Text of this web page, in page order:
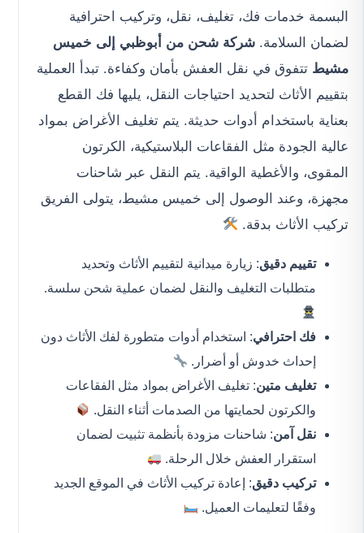
البسمة خدمات فك، تغليف، نقل، وتركيب احترافية
لضمان السلامة. شركة شحن من أبوظبي إلى خميس
مشيط تتفوق في نقل العفش بأمان وكفاءة. تبدأ العملية
بتقييم الأثاث لتحديد احتياجات النقل، يليها فك القطع
بعناية باستخدام أدوات حديثة. يتم تغليف الأغراض بمواد
عالية الجودة مثل الفقاعات البلاستيكية، الكرتون
المقوى، والأغطية الواقية. يتم النقل عبر شاحنات
مجهزة، وعند الوصول إلى خميس مشيط، يتولى الفريق
تركيب الأثاث بدقة.
تقييم دقيق: زيارة ميدانية لتقييم الأثاث وتحديد
متطلبات التغليف والنقل لضمان عملية شحن سلسة.
فك احترافي: استخدام أدوات متطورة لفك الأثاث دون
إحداث خدوش أو أضرار.
تغليف متين: تغليف الأغراض بمواد مثل الفقاعات
والكرتون لحمايتها من الصدمات أثناء النقل.
نقل آمن: شاحنات مزودة بأنظمة تثبيت لضمان
استقرار العفش خلال الرحلة.
تركيب دقيق: إعادة تركيب الأثاث في الموقع الجديد
وفقًا لتعليمات العميل.